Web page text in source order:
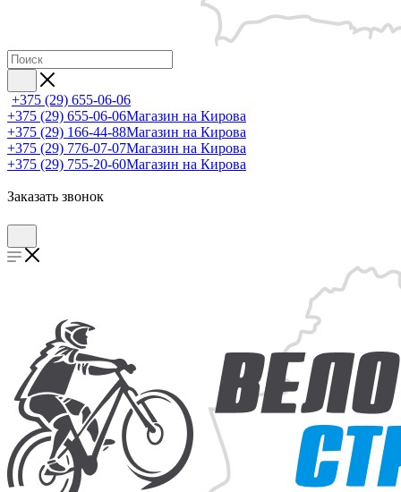
+375 (29) 655-06-06
+375 (29) 655-06-06Магазин на Кирова
+375 (29) 166-44-88Магазин на Кирова
+375 (29) 776-07-07Магазин на Кирова
+375 (29) 755-20-60Магазин на Кирова
Заказать звонок